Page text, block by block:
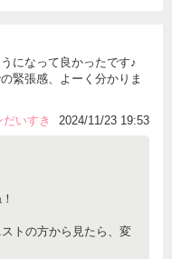
になって良かったです♪
緊張感、よーく分かりま
だいすき
2024/11/23 19:53
トの方から見たら、変